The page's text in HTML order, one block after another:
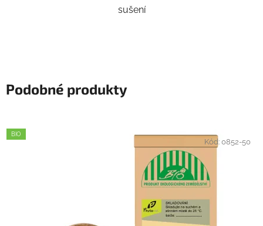
sušení
Podobné produkty
BIO
Kód:0852-50